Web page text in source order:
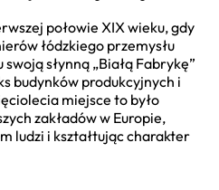
połowie XIX wieku, gdy
łódzkiego przemysłu
słynną „Białą Fabrykę”
budynków produkcyjnych i
miejsce to było
zakładów w Europie,
ludzi i kształtując charakter